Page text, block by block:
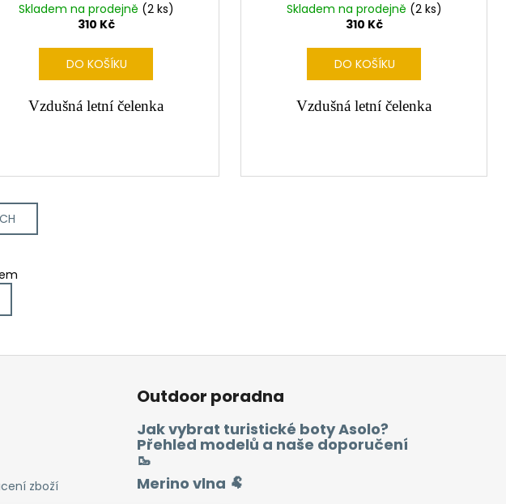
Skladem na prodejně (2 ks)
310 Kč
DO KOŠÍKU
Vzdušná letní čelenka
Skladem na prodejně (2 ks)
310 Kč
DO KOŠÍKU
Vzdušná letní čelenka
zboží
Outdoor poradna
Jak vybrat turistické boty Asolo?
Přehled modelů a naše doporučení
🥾
Merino vlna 🐏